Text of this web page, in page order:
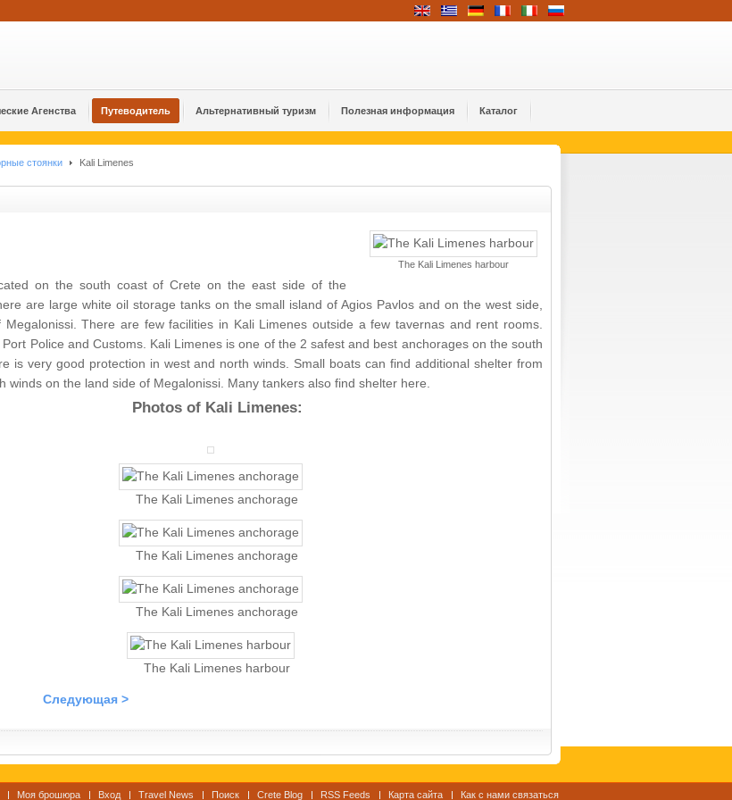
Агенства Путеводитель Альтернативный туризм Полезная информация Каталог
стоянки Kali Limenes
The Kali Limenes harbour
on the south coast of Crete on the east side of the
are large white oil storage tanks on the small island of Agios Pavlos and on the west side,
There are few facilities in Kali Limenes outside a few tavernas and rent rooms.
Police and Customs. Kali Limenes is one of the 2 safest and best anchorages on the south
is very good protection in west and north winds. Small boats can find additional shelter from
winds on the land side of Megalonissi. Many tankers also find shelter here.
Photos of Kali Limenes:
The Kali Limenes anchorage
The Kali Limenes anchorage
The Kali Limenes anchorage
The Kali Limenes harbour
Следующая >
Моя брошюра Вход Travel News Поиск Crete Blog RSS Feeds Карта сайта Как с нами связаться